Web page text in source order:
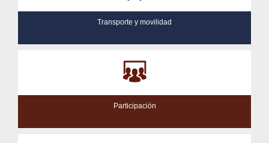
Transporte y movilidad
Participación